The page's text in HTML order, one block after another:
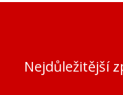
Nejdůležitější